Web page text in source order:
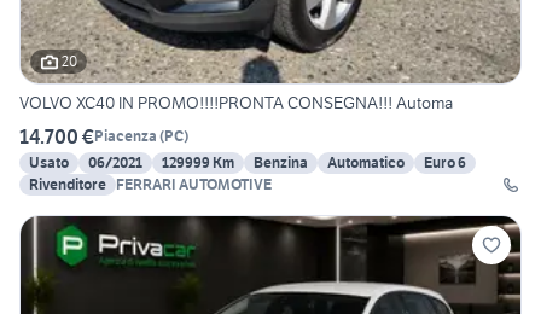
20
VOLVO XC40 IN PROMO!!!!PRONTA CONSEGNA!!! Automa
14.700 €Piacenza (PC)
Usato
06/2021 129999 Km Benzina Automatico
Euro 6
Rivenditore FERRARI AUTOMOTIVE